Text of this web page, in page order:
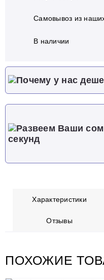
Самовывоз из
В наличии
Характеристики
Отзывы
ПОХОЖИЕ